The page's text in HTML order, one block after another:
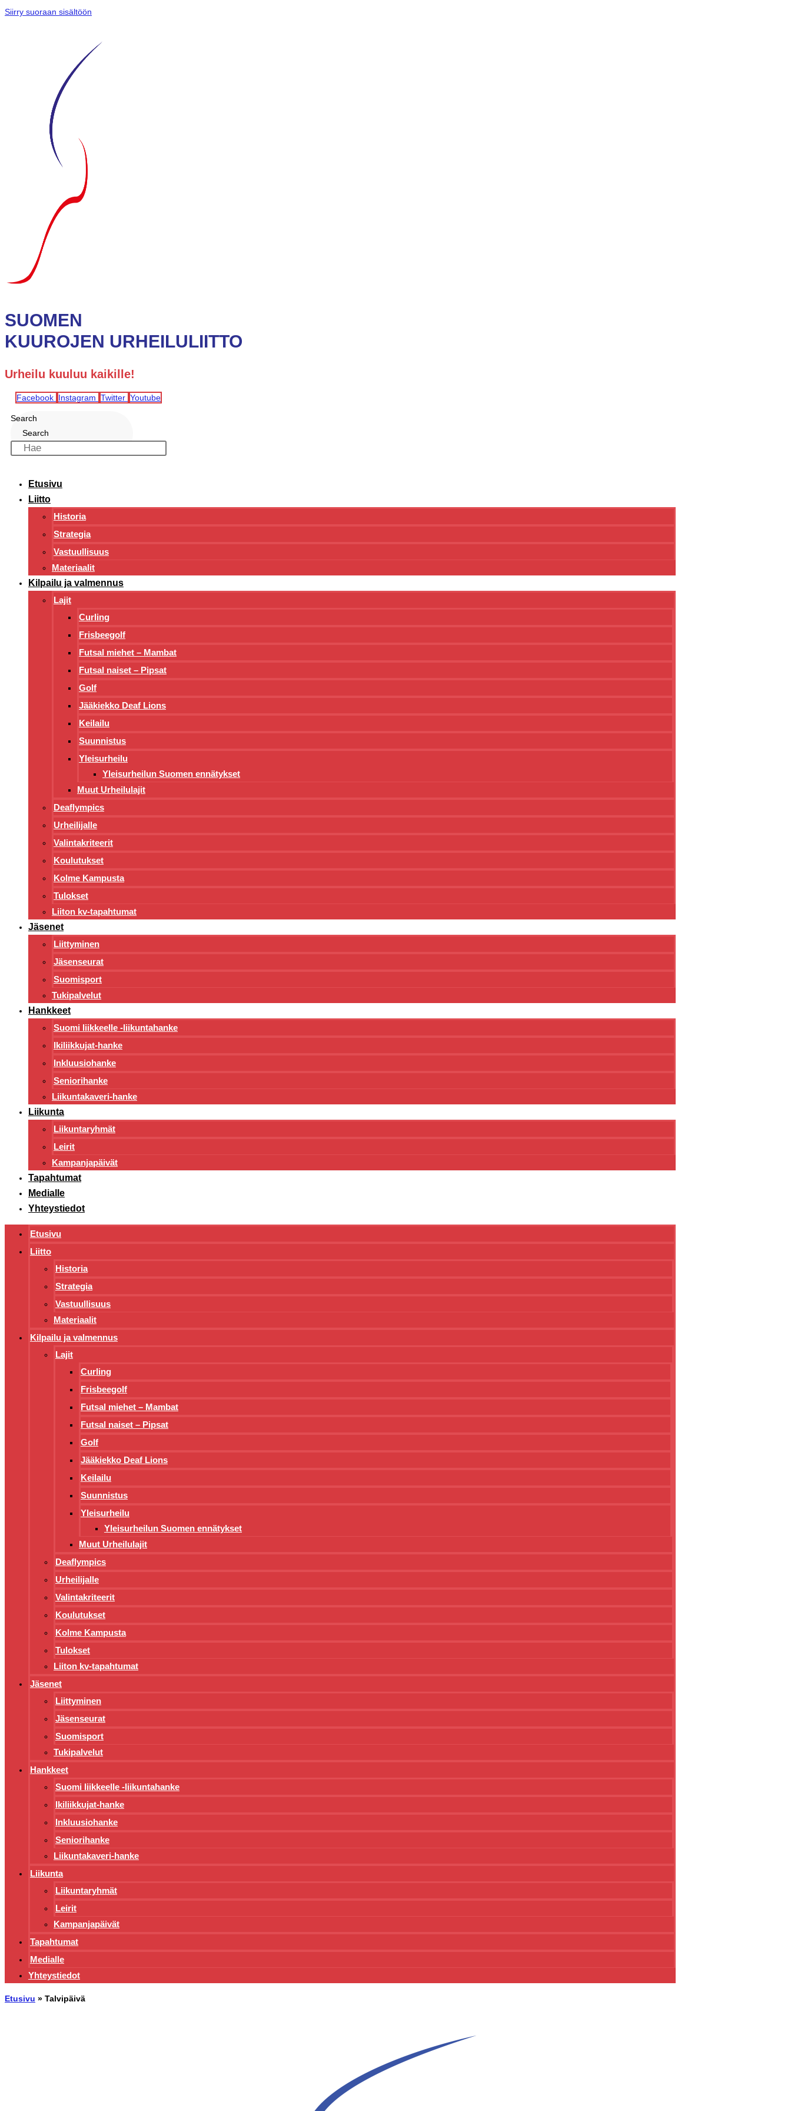
Siirry suoraan sisältöön
SUOMEN
KUUROJEN URHEILULIITTO
Urheilu kuuluu kaikille!
Facebook Instagram Twitter Youtube
Search
Search
Etusivu
Liitto
Historia
Strategia
Vastuullisuus
Materiaalit
Kilpailu ja valmennus
Lajit
Curling
Frisbeegolf
Futsal miehet – Mambat
Futsal naiset – Pipsat
Golf
Jääkiekko Deaf Lions
Keilailu
Suunnistus
Yleisurheilu
Yleisurheilun Suomen ennätykset
Muut Urheilulajit
Deaflympics
Urheilijalle
Valintakriteerit
Koulutukset
Kolme Kampusta
Tulokset
Liiton kv-tapahtumat
Jäsenet
Liittyminen
Jäsenseurat
Suomisport
Tukipalvelut
Hankkeet
Suomi liikkeelle -liikuntahanke
Ikiliikkujat-hanke
Inkluusiohanke
Seniorihanke
Liikuntakaveri-hanke
Liikunta
Liikuntaryhmät
Leirit
Kampanjapäivät
Tapahtumat
Medialle
Yhteystiedot
Etusivu
Liitto
Historia
Strategia
Vastuullisuus
Materiaalit
Kilpailu ja valmennus
Lajit
Curling
Frisbeegolf
Futsal miehet – Mambat
Futsal naiset – Pipsat
Golf
Jääkiekko Deaf Lions
Keilailu
Suunnistus
Yleisurheilu
Yleisurheilun Suomen ennätykset
Muut Urheilulajit
Deaflympics
Urheilijalle
Valintakriteerit
Koulutukset
Kolme Kampusta
Tulokset
Liiton kv-tapahtumat
Jäsenet
Liittyminen
Jäsenseurat
Suomisport
Tukipalvelut
Hankkeet
Suomi liikkeelle -liikuntahanke
Ikiliikkujat-hanke
Inkluusiohanke
Seniorihanke
Liikuntakaveri-hanke
Liikunta
Liikuntaryhmät
Leirit
Kampanjapäivät
Tapahtumat
Medialle
Yhteystiedot
Etusivu » Talvipäivä